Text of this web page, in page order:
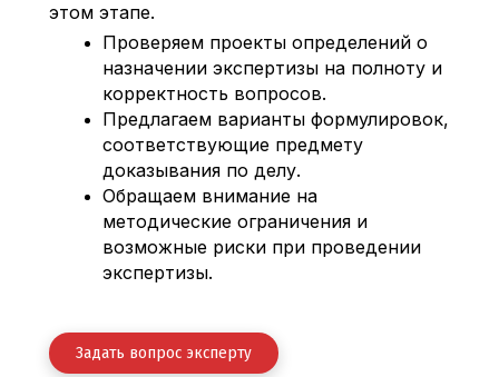
этом этапе.
Проверяем проекты определений о
назначении экспертизы на полноту и
корректность вопросов.
Предлагаем варианты формулировок,
соответствующие предмету
доказывания по делу.
Обращаем внимание на
методические ограничения и
возможные риски при проведении
экспертизы.
Задать вопрос эксперту